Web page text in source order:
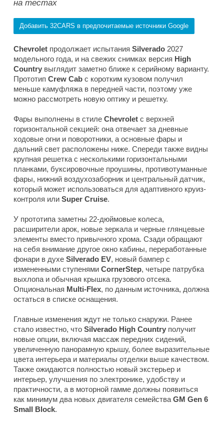
на тестах
Добавить 32CARS в предпочитаемые источники Google
Chevrolet продолжает испытания Silverado 2027
модельного года, и на свежих снимках версия High
Country выглядит заметно ближе к серийному варианту.
Прототип Crew Cab с коротким кузовом получил
меньше камуфляжа в передней части, поэтому уже
можно рассмотреть новую оптику и решетку.
Фары выполнены в стиле Chevrolet с верхней
горизонтальной секцией: она отвечает за дневные
ходовые огни и поворотники, а основные фары и
дальний свет расположены ниже. Спереди также видны
крупная решетка с несколькими горизонтальными
планками, буксировочные проушины, противотуманные
фары, нижний воздухозаборник и центральный датчик,
который может использоваться для адаптивного круиз-
контроля или Super Cruise.
У прототипа заметны 22-дюймовые колеса,
расширители арок, новые зеркала и черные глянцевые
элементы вместо привычного хрома. Сзади обращают
на себя внимание другое окно кабины, переработанные
фонари в духе Silverado EV, новый бампер с
измененными ступенями CornerStep, четыре патрубка
выхлопа и обычная крышка грузового отсека.
Опциональная Multi-Flex, по данным источника, должна
остаться в списке оснащения.
Главные изменения ждут не только снаружи. Ранее
стало известно, что Silverado High Country получит
новые опции, включая массаж передних сидений,
увеличенную панорамную крышу, более выразительные
цвета интерьера и материалы отделки выше качеством.
Также ожидаются полностью новый экстерьер и
интерьер, улучшения по электронике, удобству и
практичности, а в моторной гамме должны появиться
как минимум два новых двигателя семейства GM Gen 6
Small Block.